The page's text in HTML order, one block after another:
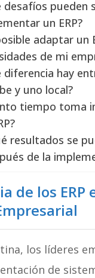
desafíos pueden
un ERP?
adaptar un
de mi
diferencia hay
y uno local?
tiempo toma
resultados se
de la
de los ERP
los líderes
de